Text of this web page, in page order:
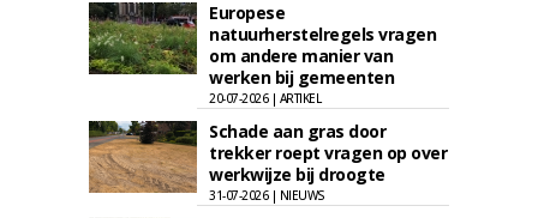
Europese
natuurherstelregels vragen
om andere manier van
werken bij gemeenten
20-07-2026 | ARTIKEL
Schade aan gras door
trekker roept vragen op over
werkwijze bij droogte
31-07-2026 | NIEUWS